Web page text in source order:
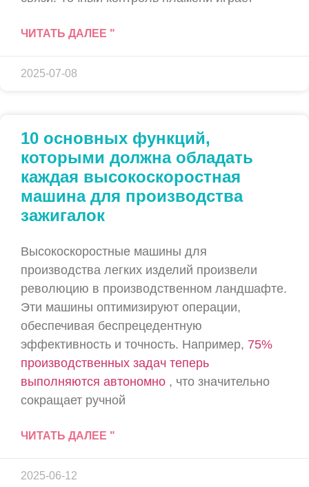
ЧИТАТЬ ДАЛЕЕ "
2025-07-08
10 основных функций,
которыми должна обладать
каждая высокоскоростная
машина для производства
зажигалок
Высокоскоростные машины для
производства легких изделий произвели
революцию в производственном ландшафте.
Эти машины оптимизируют операции,
обеспечивая беспрецедентную
эффективность и точность. Например, 75%
производственных задач теперь
выполняются автономно , что значительно
сокращает ручной
ЧИТАТЬ ДАЛЕЕ "
2025-06-12